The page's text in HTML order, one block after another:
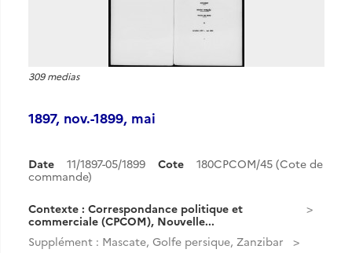
309 medias
1897, nov.-1899, mai
Date 11/1897-05/1899 Cote
180CPCOM/45 (Cote de
commande)
Contexte : Correspondance politique et
commerciale (CPCOM), Nouvelle...
Supplément : Mascate, Golfe persique, Zanzibar